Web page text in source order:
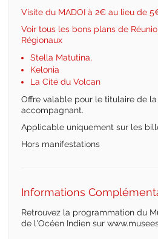
Visite du MADOI à 2€ au lieu de
Voir tous les bons plans de
Régionaux
Stella Matutina,
Kelonia
La Cité du Volcan
Offre valable pour le titulaire de la
accompagnant.
Applicable uniquement sur les
Hors manifestations
Informations
Retrouvez la programmation du
de l'Océen Indien sur